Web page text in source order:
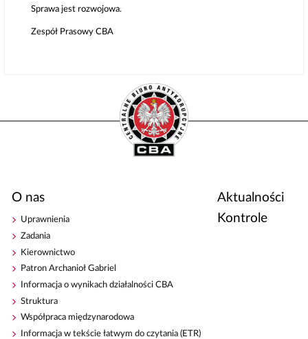
Sprawa jest rozwojowa.
Zespół Prasowy CBA
O nas
Uprawnienia
Zadania
Kierownictwo
Patron Archanioł Gabriel
Informacja o wynikach działalności CBA
Struktura
Współpraca międzynarodowa
Informacja w tekście łatwym do czytania (ETR)
Aktualności
Kontrole